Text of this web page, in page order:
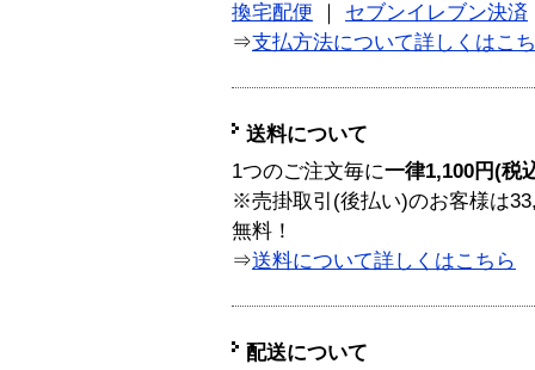
換宅配便
セブンイレブン決済
⇒支払方法について詳しくはこ
送料について
1つのご注文毎に一律1,100円(税
※売掛取引(後払い)のお客様は
無料！
⇒送料について詳しくはこちら
配送について